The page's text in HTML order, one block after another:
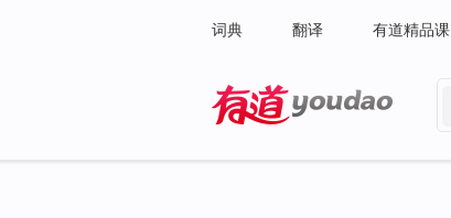
词典 翻译 有道精品课